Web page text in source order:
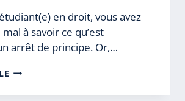
en droit, vous avez
à savoir ce qu’est
arrêt de principe. Or,…
L’ARRÊT
PRINCIPE